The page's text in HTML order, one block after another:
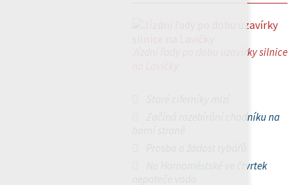
Jízdní řady po dobu uzavírky silnice
Začíná rozebírání chodníku na
Na Hornoměstské ve čtvrtek